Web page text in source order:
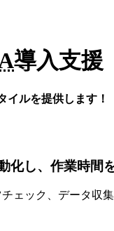
導入支援
イルを提供します！
化し、作業時間
ェック、データ収